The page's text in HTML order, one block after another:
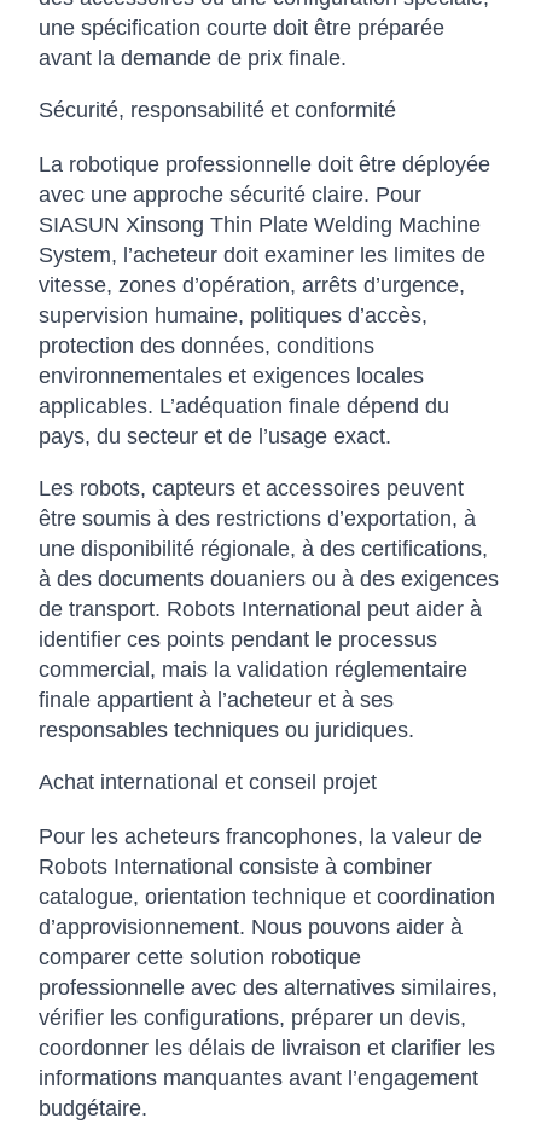
une spécification courte doit être préparée
avant la demande de prix finale.
Sécurité, responsabilité et conformité
La robotique professionnelle doit être déployée
avec une approche sécurité claire. Pour
SIASUN Xinsong Thin Plate Welding Machine
System, l’acheteur doit examiner les limites de
vitesse, zones d’opération, arrêts d’urgence,
supervision humaine, politiques d’accès,
protection des données, conditions
environnementales et exigences locales
applicables. L’adéquation finale dépend du
pays, du secteur et de l’usage exact.
Les robots, capteurs et accessoires peuvent
être soumis à des restrictions d’exportation, à
une disponibilité régionale, à des certifications,
à des documents douaniers ou à des exigences
de transport. Robots International peut aider à
identifier ces points pendant le processus
commercial, mais la validation réglementaire
finale appartient à l’acheteur et à ses
responsables techniques ou juridiques.
Achat international et conseil projet
Pour les acheteurs francophones, la valeur de
Robots International consiste à combiner
catalogue, orientation technique et coordination
d’approvisionnement. Nous pouvons aider à
comparer cette solution robotique
professionnelle avec des alternatives similaires,
vérifier les configurations, préparer un devis,
coordonner les délais de livraison et clarifier les
informations manquantes avant l’engagement
budgétaire.